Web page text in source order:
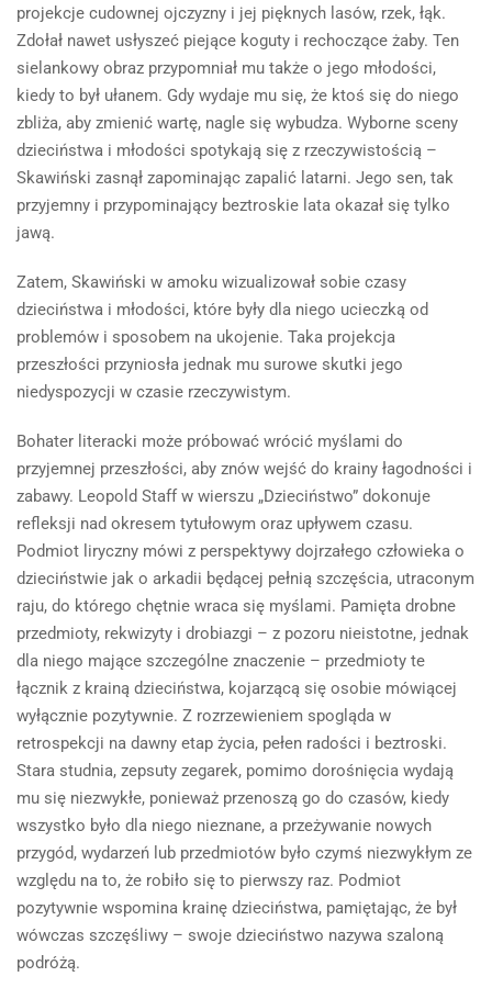
projekcje cudownej ojczyzny i jej pięknych lasów, rzek, łąk.
Zdołał nawet usłyszeć piejące koguty i rechoczące żaby. Ten
sielankowy obraz przypomniał mu także o jego młodości,
kiedy to był ułanem. Gdy wydaje mu się, że ktoś się do niego
zbliża, aby zmienić wartę, nagle się wybudza. Wyborne sceny
dzieciństwa i młodości spotykają się z rzeczywistością –
Skawiński zasnął zapominając zapalić latarni. Jego sen, tak
przyjemny i przypominający beztroskie lata okazał się tylko
jawą.
Zatem, Skawiński w amoku wizualizował sobie czasy
dzieciństwa i młodości, które były dla niego ucieczką od
problemów i sposobem na ukojenie. Taka projekcja
przeszłości przyniosła jednak mu surowe skutki jego
niedyspozycji w czasie rzeczywistym.
Bohater literacki może próbować wrócić myślami do
przyjemnej przeszłości, aby znów wejść do krainy łagodności i
zabawy. Leopold Staff w wierszu „Dzieciństwo” dokonuje
refleksji nad okresem tytułowym oraz upływem czasu.
Podmiot liryczny mówi z perspektywy dojrzałego człowieka o
dzieciństwie jak o arkadii będącej pełnią szczęścia, utraconym
raju, do którego chętnie wraca się myślami. Pamięta drobne
przedmioty, rekwizyty i drobiazgi – z pozoru nieistotne, jednak
dla niego mające szczególne znaczenie – przedmioty te
łącznik z krainą dzieciństwa, kojarzącą się osobie mówiącej
wyłącznie pozytywnie. Z rozrzewieniem spogląda w
retrospekcji na dawny etap życia, pełen radości i beztroski.
Stara studnia, zepsuty zegarek, pomimo dorośnięcia wydają
mu się niezwykłe, ponieważ przenoszą go do czasów, kiedy
wszystko było dla niego nieznane, a przeżywanie nowych
przygód, wydarzeń lub przedmiotów było czymś niezwykłym ze
względu na to, że robiło się to pierwszy raz. Podmiot
pozytywnie wspomina krainę dzieciństwa, pamiętając, że był
wówczas szczęśliwy – swoje dzieciństwo nazywa szaloną
podróżą.